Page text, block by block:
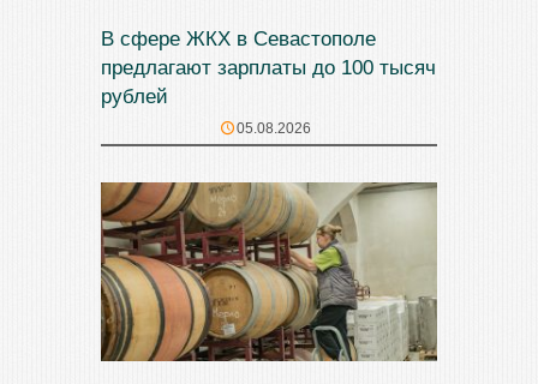
В сфере ЖКХ в Севастополе
предлагают зарплаты до 100 тысяч
рублей
05.08.2026